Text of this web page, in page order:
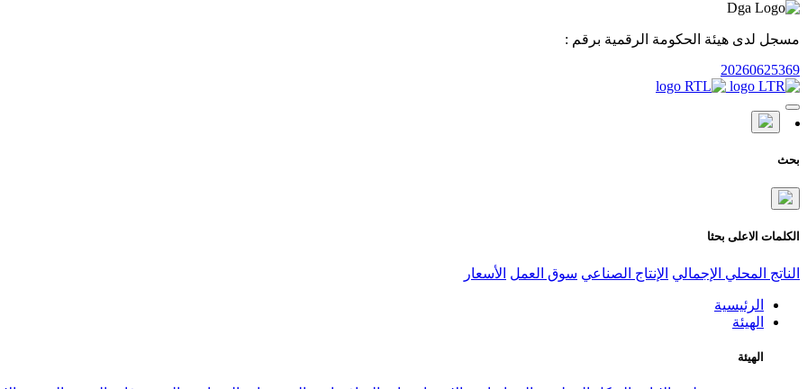
مسجل لدى هيئة الحكومة الرقمية برقم :
20260625369
بحث
الكلمات الاعلى بحثا
الناتج المحلي الإجمالي الإنتاج الصناعي سوق العمل الأسعار
الرئيسية
الهيئة
الهيئة